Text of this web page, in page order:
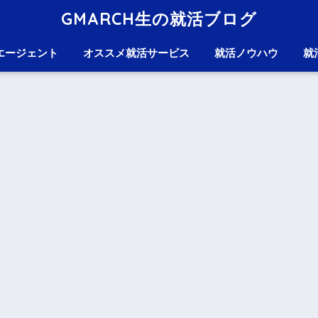
GMARCH生の就活ブログ
ージェント オススメ就活サービス 就活ノウハウ 就